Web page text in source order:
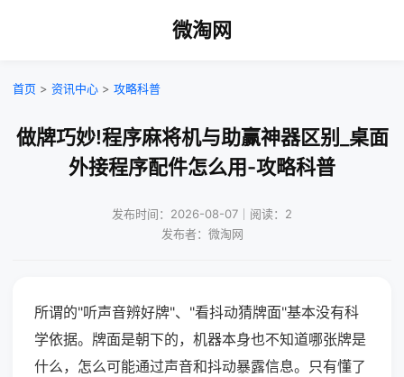
微淘网
首页 > 资讯中心 > 攻略科普
做牌巧妙!程序麻将机与助赢神器区别_桌面
外接程序配件怎么用-攻略科普
发布时间：2026-08-07｜阅读：2
发布者：微淘网
所谓的"听声音辨好牌"、"看抖动猜牌面"基本没有科
学依据。牌面是朝下的，机器本身也不知道哪张牌是
什么，怎么可能通过声音和抖动暴露信息。只有懂了